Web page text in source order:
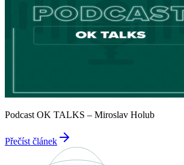
Podcast OK TALKS – Miroslav Holub
Přečíst článek